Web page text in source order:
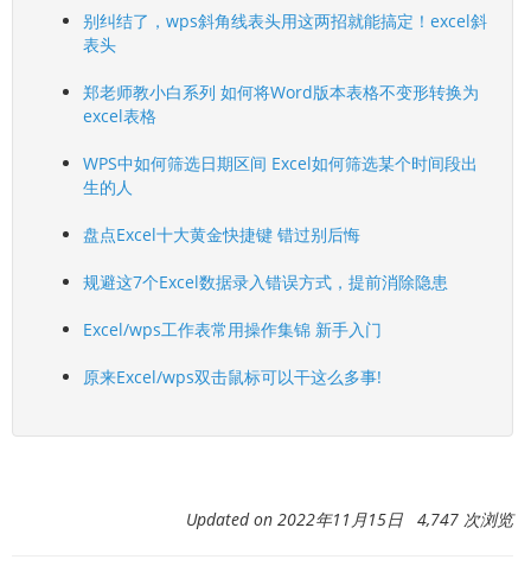
别纠结了，wps斜角线表头用这两招就能搞定！excel斜
表头
郑老师教小白系列 如何将Word版本表格不变形转换为
excel表格
WPS中如何筛选日期区间 Excel如何筛选某个时间段出
生的人
盘点Excel十大黄金快捷键 错过别后悔
规避这7个Excel数据录入错误方式，提前消除隐患
Excel/wps工作表常用操作集锦 新手入门
原来Excel/wps双击鼠标可以干这么多事!
Updated on 2022年11月15日 4,747 次浏览